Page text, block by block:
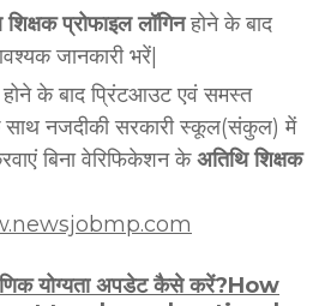
प्रोफाइल लॉगिनहोने के बाद
जानकारी भरें|
होने के बाद प्रिंटआउट एवं समस्त
साथ नजदीकी सरकारी स्कूल(संकुल) में
बिना वेरिफिकेशन केअतिथि शिक्षक
योग्यता अपडेट कैसे करें?How